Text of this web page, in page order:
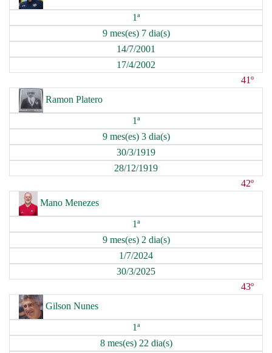
1ª
9 mes(es) 7 dia(s)
14/7/2001
17/4/2002
41º
Ramon Platero
1ª
9 mes(es) 3 dia(s)
30/3/1919
28/12/1919
42º
Mano Menezes
1ª
9 mes(es) 2 dia(s)
1/7/2024
30/3/2025
43º
Gilson Nunes
1ª
8 mes(es) 22 dia(s)